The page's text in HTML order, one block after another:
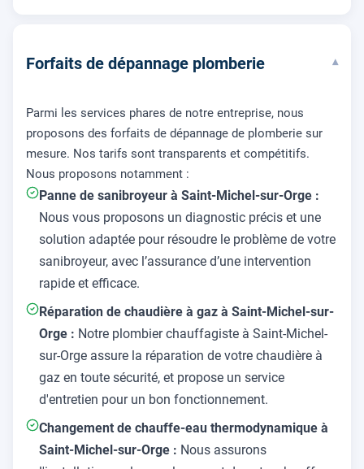
Forfaits de dépannage plomberie ▾
Parmi les services phares de notre entreprise, nous
proposons des forfaits de dépannage de plomberie sur
mesure. Nos tarifs sont transparents et compétitifs.
Nous proposons notamment :
Panne de sanibroyeur à Saint-Michel-sur-Orge :
Nous vous proposons un diagnostic précis et une
solution adaptée pour résoudre le problème de votre
sanibroyeur, avec l’assurance d’une intervention
rapide et efficace.
Réparation de chaudière à gaz à Saint-Michel-sur-
Orge : Notre plombier chauffagiste à Saint-Michel-
sur-Orge assure la réparation de votre chaudière à
gaz en toute sécurité, et propose un service
d'entretien pour un bon fonctionnement.
Changement de chauffe-eau thermodynamique à
Saint-Michel-sur-Orge : Nous assurons